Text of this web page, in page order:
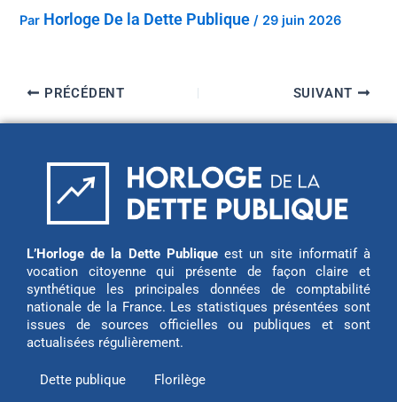
Par Horloge De la Dette Publique / 29 juin 2026
PRÉCÉDENT SUIVANT
L’Horloge de la Dette Publiqueest un site informatif à
vocation citoyenne qui présente de façon claire et
synthétique les principales données de comptabilité
nationale de la France. Les statistiques présentées sont
issues de sources officielles ou publiques et sont
actualisées régulièrement.
Dette publique
Florilège